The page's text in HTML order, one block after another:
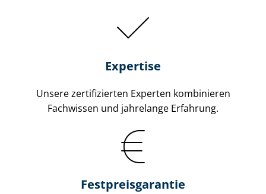
Expertise
Unsere zertifizierten Experten kombinieren
Fachwissen und jahrelange Erfahrung.
Fest­preis­ga­ran­tie